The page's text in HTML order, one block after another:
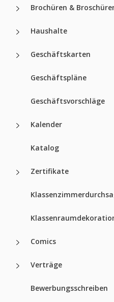
Brochüren &
Haushalte
Geschäftskarten
Geschäftspläne
Geschäftsvorschläge
Kalender
Katalog
Zertifikate
Comics
Verträge
Bewerbungsschreiben